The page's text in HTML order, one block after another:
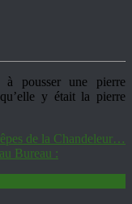
à pousser une pierre
y était la pierre
de la Chandeleur…
Bureau :